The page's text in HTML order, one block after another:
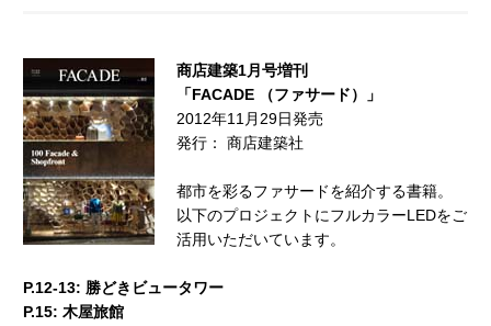
商店建築1月号増刊
「FACADE （ファサード）」
2012年11月29日発売
発行： 商店建築社
都市を彩るファサードを紹介する書籍。
以下のプロジェクトにフルカラーLEDをご
活用いただいています。
P.12-13: 勝どきビュータワー
P.15: 木屋旅館